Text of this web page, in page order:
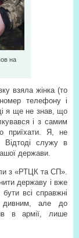
на
взяла жінка (то
телефону і
я ще не знав, що
і з самим
приїхати. Я, не
Відтоді служу в
держави.
з «РТЦК та СП».
державу і вже
всі справжні
дивним, але до
в армії, лише